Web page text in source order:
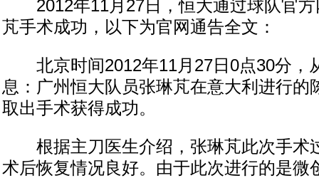
2012年11月27日，恒大通过球队官方
芃手术成功，以下为官网通告全文：
北京时间2012年11月27日0点30分，
息：广州恒大队员张琳芃在意大利进行的
取出手术获得成功。
根据主刀医生介绍，张琳芃此次手术
术后恢复情况良好。由于此次进行的是微